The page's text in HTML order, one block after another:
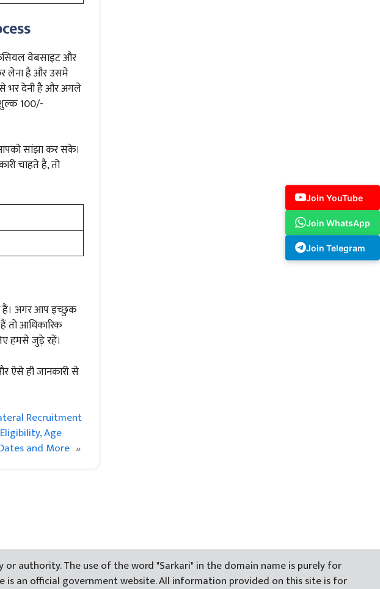
वेबसाइट और
लेना है और उसमे
से भर देनी है और अगले
100/-
सांझा कर सके।
चाहते है, तो
हैं। अगर आप इच्छुक
तो आधिकारिक
हमसे जुड़े रहें।
ऐसे ही जानकारी से
Recruitment
Age
and More »
authority. The use of the word "Sarkari" in the domain name is purely for
an official government website. All information provided on this site is for
Join YouTube
Join WhatsApp
Join Telegram